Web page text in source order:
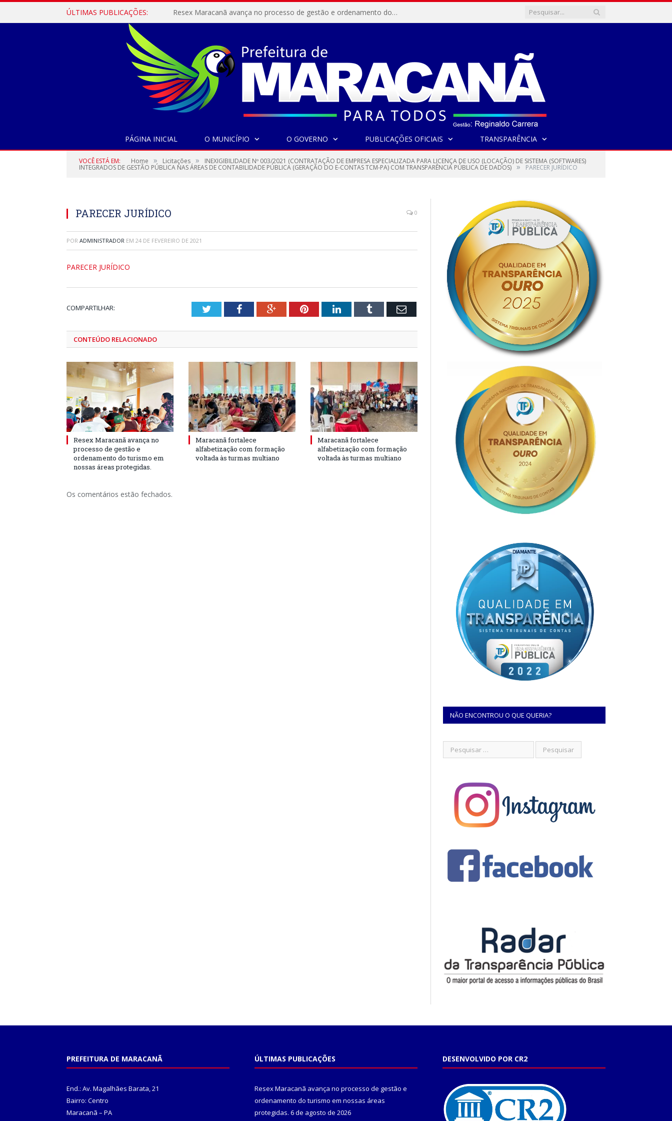
ÚLTIMAS PUBLICAÇÕES: Resex Maracanã avança no processo de gestão e ordenamento do turismo em nossas áreas protegidas.
PÁGINA INICIAL O MUNICÍPIO O GOVERNO PUBLICAÇÕES OFICIAIS TRANSPARÊNCIA
VOCÊ ESTÁ EM: Home » Licitações » INEXIGIBILIDADE Nº 003/2021 (CONTRATAÇÃO DE EMPRESA ESPECIALIZADA PARA LICENÇA DE USO (LOCAÇÃO) DE SISTEMA (SOFTWARES)
INTEGRADOS DE GESTÃO PÚBLICA NAS ÁREAS DE CONTABILIDADE PÚBLICA (GERAÇÃO DO E-CONTAS TCM-PA) COM TRANSPARÊNCIA PÚBLICA DE DADOS) » PARECER JURÍDICO
PARECER JURÍDICO 0
POR ADMINISTRADOR EM 24 DE FEVEREIRO DE 2021
PARECER JURÍDICO
COMPARTILHAR: TwitterFacebookGoogle+PinterestLinkedInTumblr Email
CONTEÚDO RELACIONADO
Resex Maracanã avança no
processo de gestão e
ordenamento do turismo em
nossas áreas protegidas.
Maracanã fortalece
alfabetização com formação
voltada às turmas multiano
Maracanã fortalece
alfabetização com formação
voltada às turmas multiano
Os comentários estão fechados.
NÃO ENCONTROU O QUE QUERIA?
PREFEITURA DE MARACANÃ
End.: Av. Magalhães Barata, 21
Bairro: Centro
Maracanã – PA
ÚLTIMAS PUBLICAÇÕES
Resex Maracanã avança no processo de gestão e
ordenamento do turismo em nossas áreas
protegidas. 6 de agosto de 2026
DESENVOLVIDO POR CR2